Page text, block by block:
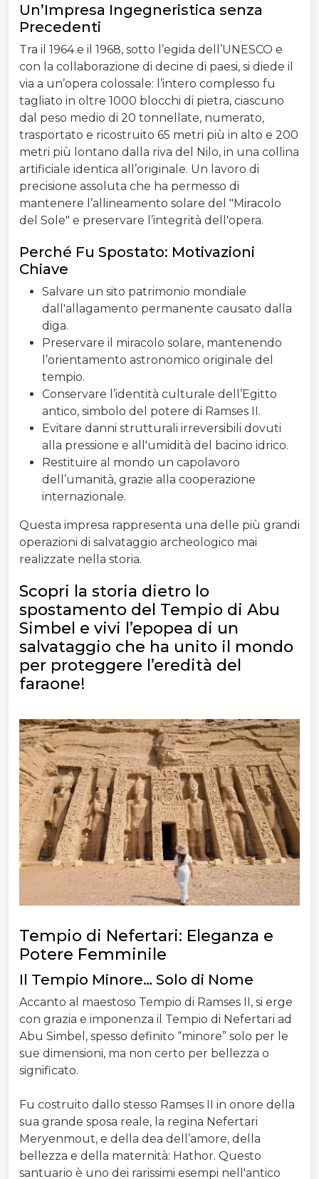
Un’Impresa Ingegneristica senza
Precedenti
Tra il 1964 e il 1968, sotto l’egida dell’UNESCO e
con la collaborazione di decine di paesi, si diede il
via a un’opera colossale: l’intero complesso fu
tagliato in oltre 1000 blocchi di pietra, ciascuno
dal peso medio di 20 tonnellate, numerato,
trasportato e ricostruito 65 metri più in alto e 200
metri più lontano dalla riva del Nilo, in una collina
artificiale identica all’originale. Un lavoro di
precisione assoluta che ha permesso di
mantenere l’allineamento solare del "Miracolo
del Sole" e preservare l’integrità dell'opera.
Perché Fu Spostato: Motivazioni
Chiave
Salvare un sito patrimonio mondiale
dall'allagamento permanente causato dalla
diga.
Preservare il miracolo solare, mantenendo
l’orientamento astronomico originale del
tempio.
Conservare l’identità culturale dell’Egitto
antico, simbolo del potere di Ramses II.
Evitare danni strutturali irreversibili dovuti
alla pressione e all'umidità del bacino idrico.
Restituire al mondo un capolavoro
dell’umanità, grazie alla cooperazione
internazionale.
Questa impresa rappresenta una delle più grandi
operazioni di salvataggio archeologico mai
realizzate nella storia.
Scopri la storia dietro lo
spostamento del Tempio di Abu
Simbel e vivi l’epopea di un
salvataggio che ha unito il mondo
per proteggere l’eredità del
faraone!
Tempio di Nefertari: Eleganza e
Potere Femminile
Il Tempio Minore… Solo di Nome
Accanto al maestoso Tempio di Ramses II, si erge
con grazia e imponenza il Tempio di Nefertari ad
Abu Simbel, spesso definito “minore” solo per le
sue dimensioni, ma non certo per bellezza o
significato.
Fu costruito dallo stesso Ramses II in onore della
sua grande sposa reale, la regina Nefertari
Meryenmout, e della dea dell’amore, della
bellezza e della maternità: Hathor. Questo
santuario è uno dei rarissimi esempi nell'antico